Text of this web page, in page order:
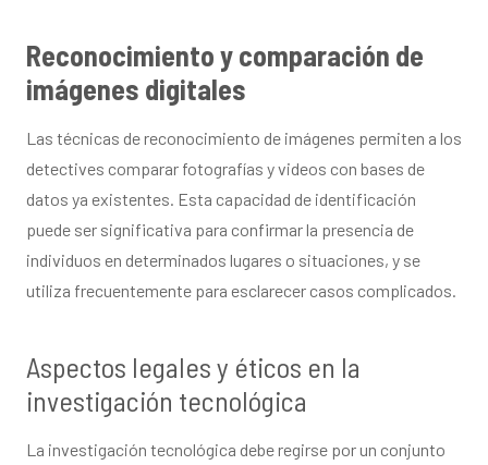
Reconocimiento y comparación de
imágenes digitales
Las técnicas de reconocimiento de imágenes permiten a los
detectives comparar fotografías y videos con bases de
datos ya existentes. Esta capacidad de identificación
puede ser significativa para confirmar la presencia de
individuos en determinados lugares o situaciones, y se
utiliza frecuentemente para esclarecer casos complicados.
Aspectos legales y éticos en la
investigación tecnológica
La investigación tecnológica debe regirse por un conjunto